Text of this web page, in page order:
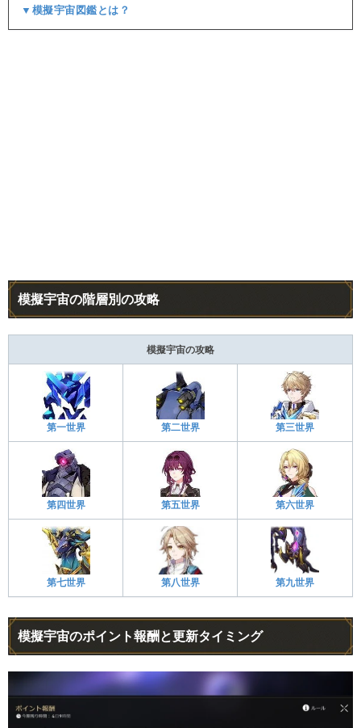
▼模擬宇宙図鑑とは？
模擬宇宙の階層別の攻略
模擬宇宙の攻略
第一世界 第二世界 第三世界
第四世界 第五世界 第六世界
第七世界 第八世界 第九世界
模擬宇宙のポイント報酬と更新タイミング